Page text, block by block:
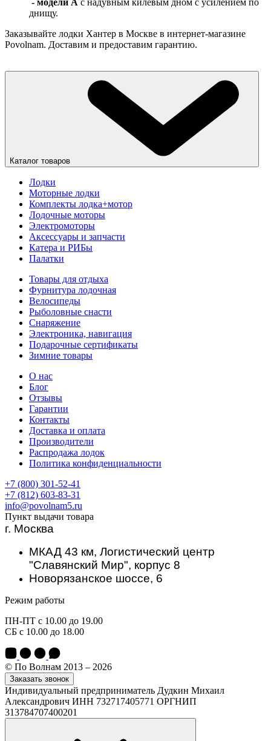
- модели А с надувным килевым дном с усилением по
днищу.
Заказывайте лодки Хантер в Москве в интернет-магазине
Povolnam. Доставим и предоставим гарантию.
Каталог товаров
Лодки
Моторные лодки
Комплекты лодка+мотор
Лодочные моторы
Электромоторы
Аксессуары и запчасти
Катера и РИБы
Палатки
Товары для отдыха
Фурнитура лодочная
Велосипеды
Рыболовные снасти
Снаряжение
Электроника, навигация
Подарочные сертификаты
Зимние товары
О нас
Блог
Отзывы
Гарантии
Контакты
Доставка и оплата
Производители
Распродажа лодок
Политика конфиденциальности
+7 (800) 301-52-41
+7 (812) 603-83-31
info@povolnam5.ru
Пункт выдачи товара
г. Москва
МКАД 43 км, Логистический центр
"Славянский Мир", корпус 8
Новорязанское шоссе, 6
Режим работы
ПН-ПТ с 10.00 до 19.00
СБ с 10.00 до 18.00
© По Волнам 2013 – 2026
Заказать звонок
Индивидуальный предприниматель Дудкин Михаил
Александрович ИНН 732717405771 ОРГНИП
313784707400201